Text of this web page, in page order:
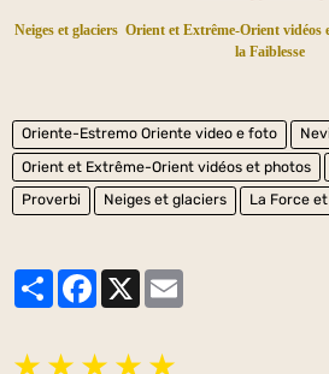
Neiges et glaciers Orient et Extrême-Orient vidéos
la Faiblesse
Oriente-Estremo Oriente video e foto
Orient et Extrême-Orient vidéos et photos
Proverbi
Neiges et glaciers La Force
PartagerFacebook